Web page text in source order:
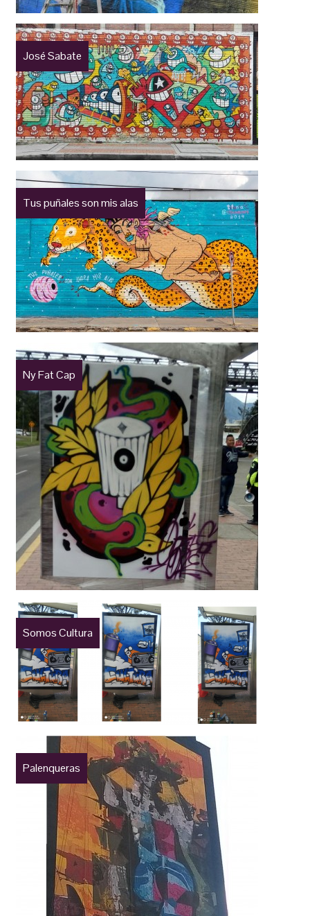
José Sabate
Tus puñales son mis alas
Ny Fat Cap
Somos Cultura
Palenqueras